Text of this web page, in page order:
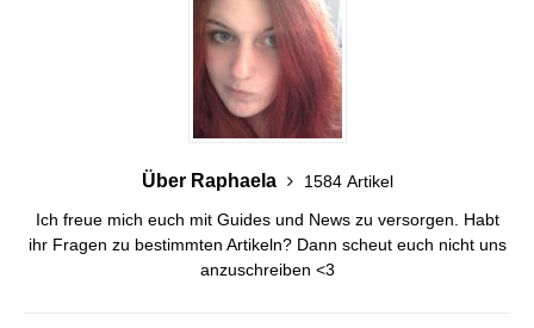
Über Raphaela
1584 Artikel
Ich freue mich euch mit Guides und News zu versorgen. Habt
ihr Fragen zu bestimmten Artikeln? Dann scheut euch nicht uns
anzuschreiben <3